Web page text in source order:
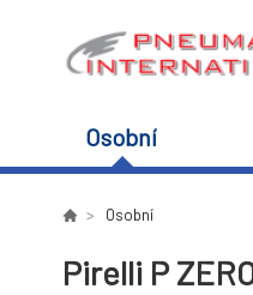
Osobní
Osobní
Pirelli P